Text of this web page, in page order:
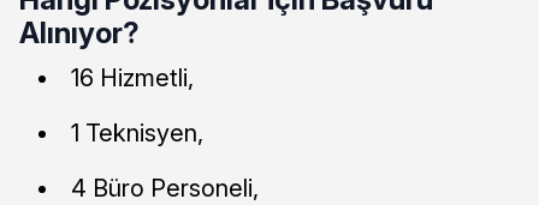
Alınıyor?
16 Hizmetli,
1 Teknisyen,
4 Büro Personeli,